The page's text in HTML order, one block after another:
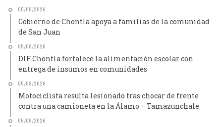
05/08/2026
Gobierno de Chontla apoya a familias de la comunidad
de San Juan
05/08/2026
DIF Chontla fortalece la alimentación escolar con
entrega de insumos en comunidades
05/08/2026
Motociclista resulta lesionado tras chocar de frente
contra una camioneta en la Álamo – Tamazunchale
05/08/2026